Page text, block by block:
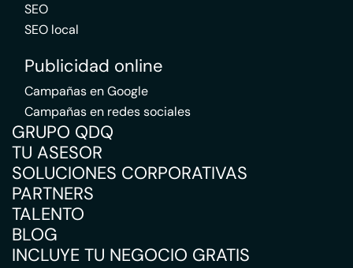
SEO
SEO local
Publicidad online
Campañas en Google
Campañas en redes sociales
GRUPO QDQ
TU ASESOR
SOLUCIONES CORPORATIVAS
PARTNERS
TALENTO
BLOG
INCLUYE TU NEGOCIO GRATIS